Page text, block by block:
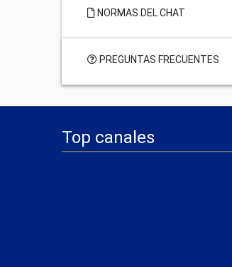
NORMAS DEL CHAT
PREGUNTAS FRECUENTES
Top canales